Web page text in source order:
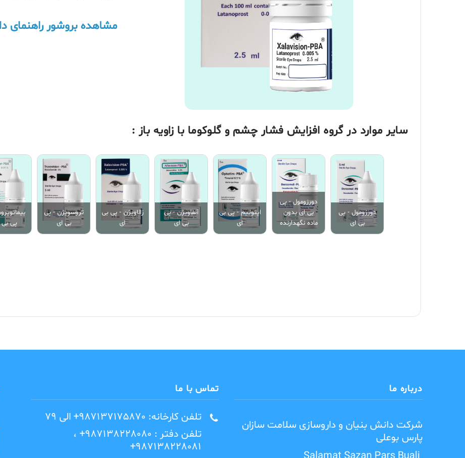
مشاهده بروشور راهنمای
سایر موارد در گروه افزایش فشار چشم و گلوکوما با زاویه باز :
دورزومول - پی
بی ای
دورزومول - پی
بی ای بدون
ماده نگهدارنده
اپتوتیم - پی بی
ای
آلفاویژن - پی
بی ای
زالاویژن - پی بی
ای
تروسویژن - پی
بی ای
پی بی
تماس با ما
تلفن کارخانه: 987137175870+ الی 79
تلفن دفتر : 987138228080+ ،
987138228081+
درباره ما
شرکت دانش بنیان و داروسازی سلامت سازان
پارس بوعلی